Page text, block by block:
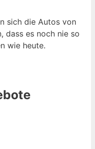
sich die Autos von
dass es noch nie so
wie heute.